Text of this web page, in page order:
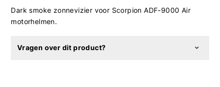
Dark smoke zonnevizier voor Scorpion ADF-9000 Air
motorhelmen.
Vragen over dit product?